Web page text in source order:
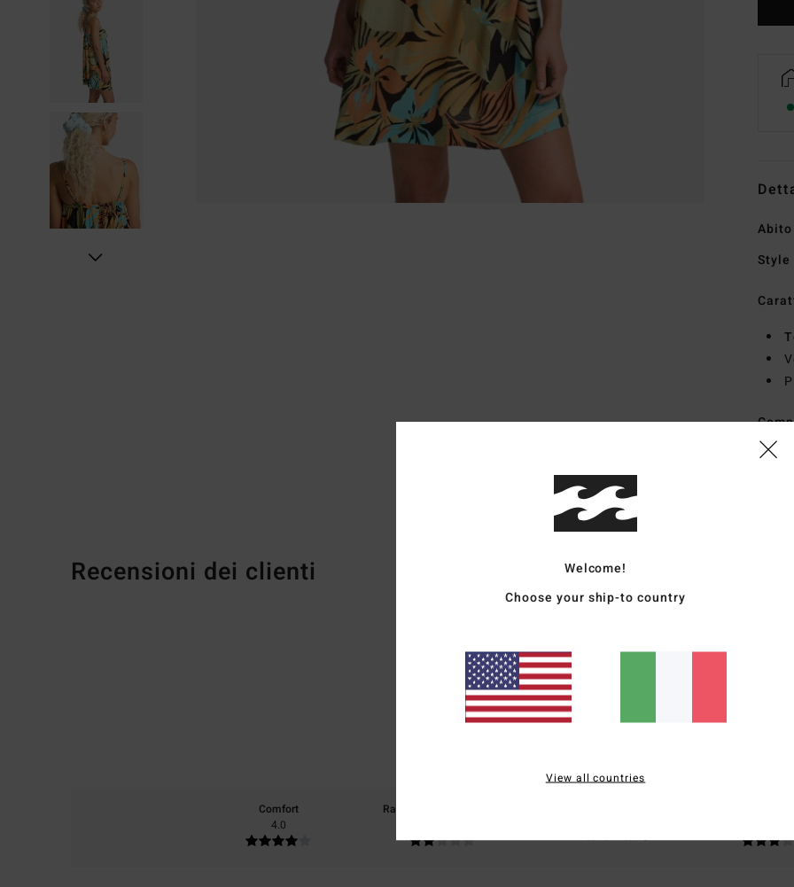
Style
Recensioni dei clienti
4.0
Comfort
4.0
Rapporto qualità-prezzo
Welcome!
Choose your ship-to country
View all countries